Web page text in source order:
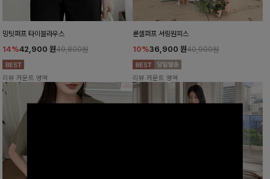
밍팃퍼프 타이블라우스
14%42,900 원49,800원
리뷰 카운트 영역
룬셀퍼프 셔링원피스
10%36,900 원40,900원
리뷰 카운트 영역